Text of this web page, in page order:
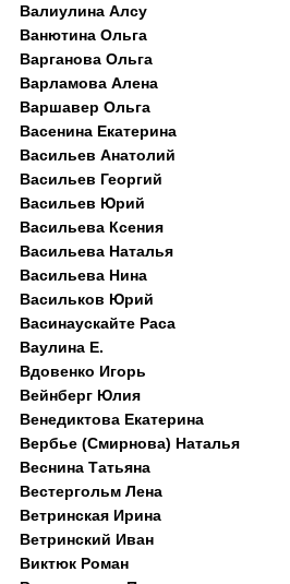
Валиулина Алсу
Ванютина Ольга
Варганова Ольга
Варламова Алена
Варшавер Ольга
Васенина Екатерина
Васильев Анатолий
Васильев Георгий
Васильев Юрий
Васильева Ксения
Васильева Наталья
Васильева Нина
Васильков Юрий
Васинаускайте Раса
Ваулина Е.
Вдовенко Игорь
Вейнберг Юлия
Венедиктова Екатерина
Вербье (Смирнова) Наталья
Веснина Татьяна
Вестергольм Лена
Ветринская Ирина
Ветринский Иван
Виктюк Роман